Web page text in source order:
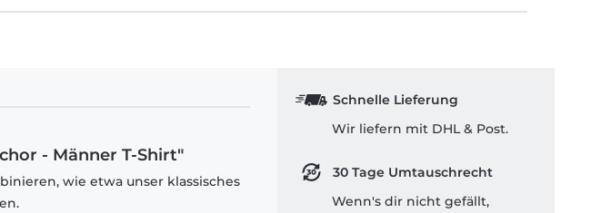
- Männer T-Shirt"
wie etwa unser klassisches
Schnelle Lieferung
Wir liefern mit DHL & Post.
30 Tage Umtauschrecht
Wenn's dir nicht gefällt,